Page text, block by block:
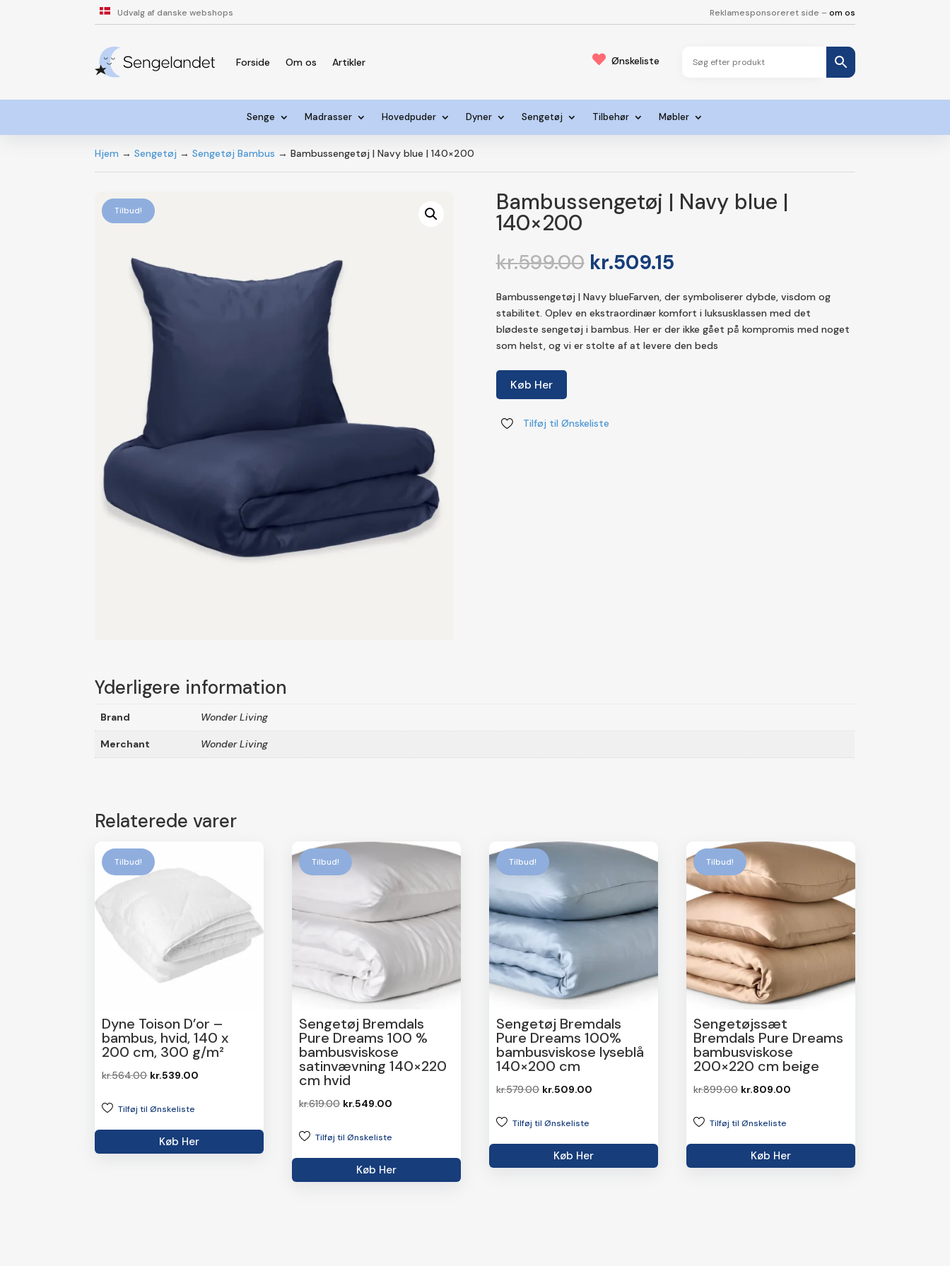
Udvalg af danske webshops Reklamesponsoreret side –om os
Forside Om os Artikler  Ønskeliste
Senge Madrasser Hovedpuder Dyner Sengetøj Tilbehør Møbler
Hjem →Sengetøj →Sengetøj Bambus → Bambussengetøj | Navy blue | 140×200
Tilbud! Bambussengetøj | Navy blue |
140×200
kr.599.00 Den
oprindelige
pris
var:
kr.599.00.
kr.509.15Den
pris
er:
kr.509.15.
Bambussengetøj | Navy blueFarven, der symboliserer dybde, visdom og
stabilitet. Oplev en ekstraordinær komfort i luksusklassen med det
blødeste sengetøj i bambus. Her er der ikke gået på kompromis med noget
som helst, og vi er stolte af at levere den beds
Køb Her
Tilføj til Ønskeliste
Yderligere information
Brand Wonder Living
Merchant Wonder Living
Relaterede varer
Tilbud!
Dyne Toison D’or –
bambus, hvid, 140 x
200 cm, 300 g/m²
kr.564.00 Den
pris
var:
kr.564.00.
kr.539.00
er:
Tilføj til Ønskeliste
Køb Her
Tilbud!
Sengetøj Bremdals
Pure Dreams 100 %
bambusviskose
satinvævning 140×220
cm hvid
kr.619.00 Den
pris
var:
kr.619.00.
kr.549.00
er:
kr.549.00.
Tilføj til Ønskeliste
Køb Her
Tilbud!
Sengetøj Bremdals
Pure Dreams 100%
bambusviskose lyseblå
140×200 cm
kr.579.00 Den
pris
var:
kr.579.00.
kr.509.00
er:
Tilføj til Ønskeliste
Køb Her
Tilbud!
Sengetøjssæt
Bremdals Pure Dreams
bambusviskose
200×220 cm beige
kr.899.00 Den
pris
var:
kr.899.00.
kr.809.00
er:
Tilføj til Ønskeliste
Køb Her